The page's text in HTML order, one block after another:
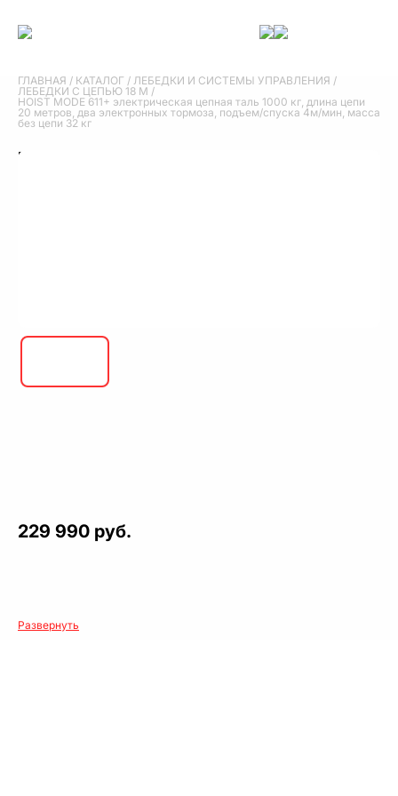
ГЛАВНАЯ / КАТАЛОГ / ЛЕБЕДКИ И СИСТЕМЫ УПРАВЛЕНИЯ /
ЛЕБЕДКИ С ЦЕПЬЮ 18 М /
HOIST MODE 611+ электрическая цепная таль 1000 кг, длина цепи
20 метров, два электронных тормоза, подъем/спуска 4м/мин, масса
без цепи 32 кг
HOIST MODE 611+ электрическая цепная
229 990 руб.
Развернуть